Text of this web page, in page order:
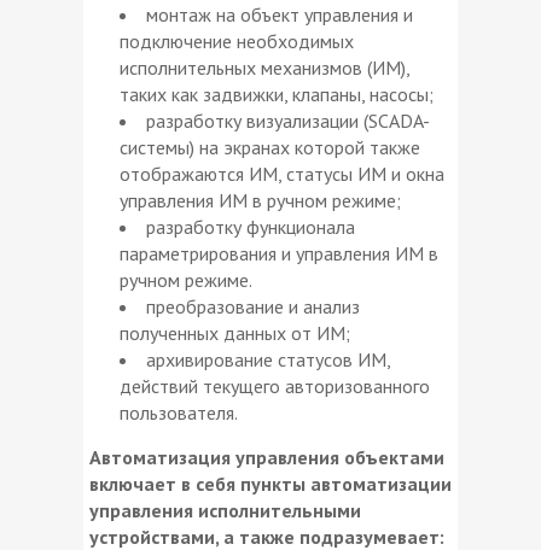
монтаж на объект управления и
подключение необходимых
исполнительных механизмов (ИМ),
таких как задвижки, клапаны, насосы;
разработку визуализации (SCADA-
системы) на экранах которой также
отображаются ИМ, статусы ИМ и окна
управления ИМ в ручном режиме;
разработку функционала
параметрирования и управления ИМ в
ручном режиме.
преобразование и анализ
полученных данных от ИМ;
архивирование статусов ИМ,
действий текущего авторизованного
пользователя.
Автоматизация управления объектами
включает в себя пункты автоматизации
управления исполнительными
устройствами, а также подразумевает: